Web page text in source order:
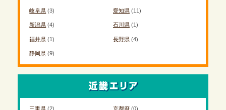
岐阜県 (3) 愛知県(11)
新潟県 (4) 石川県(1)
福井県 (1) 長野県(4)
静岡県 (9)
三重県 (2) 京都府(0)